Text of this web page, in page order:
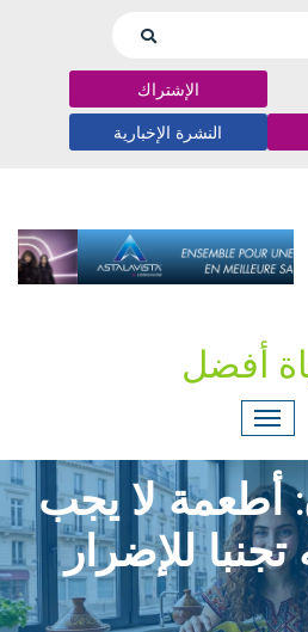
الإشتراك
النشرة الإخبارية
أفضل
أطعمة لا يجب
تجنبا للإضرار